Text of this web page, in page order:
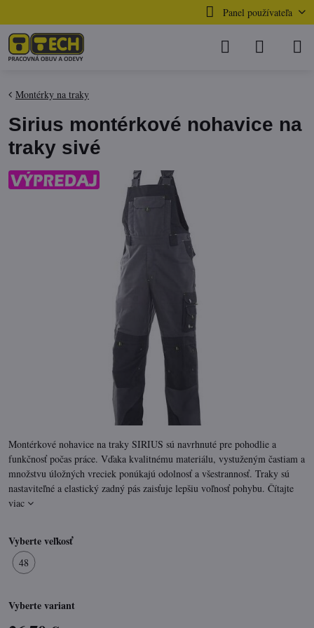
Panel používateľa
Montérky na traky
Sirius montérkové nohavice na
traky sivé
Montérkové nohavice na traky SIRIUS sú navrhnuté pre pohodlie a
funkčnosť počas práce. Vďaka kvalitnému materiálu, vystuženým častiam a
množstvu úložných vreciek ponúkajú odolnosť a všestrannosť. Traky sú
nastaviteľné a elastický zadný pás zaisťuje lepšiu voľnosť pohybu. Čítajte
viac
Vyberte veľkosť
48
Vyberte variant